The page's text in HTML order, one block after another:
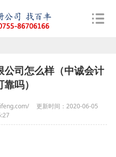
公司怎么样（中诚会计
吗）
更新时间： 2020-06-05